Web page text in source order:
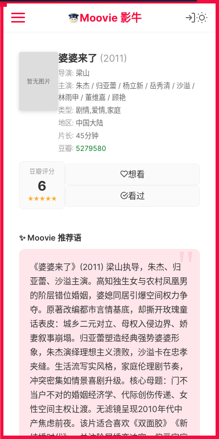
Moovie 影牛
婆婆来了 (2011)
导演: 梁山
主演: 朱杰 / 归亚蕾 / 杨立新 / 岳秀清 / 沙溢 /
林雨申 / 董维嘉 / 顾艳
类型: 剧情,爱情,家庭
地区: 中国大陆
片长: 45分钟
豆瓣: 5279580
豆瓣评分
6
★★★★★
想看
看过
✨ Moovie 推荐语
《婆婆来了》(2011) 梁山执导，朱杰、归
亚蕾、沙溢主演。高知独生女与农村凤凰男
的阶层错位婚姻，婆媳同居引爆空间权力争
夺。原著改编都市言情基底，却撕开玫瑰童
话表皮：城乡二元对立、母权入侵边界、娇
妻叙事崩塌。归亚蕾塑造经典强势婆婆形
象，朱杰演绎理想主义溃败，沙溢卡在忠孝
夹缝。生活流写实风格，家庭伦理剧节奏，
冲突密集如情景喜剧升级。核心母题：门不
当户不对的婚姻经济学、代际创伤传递、女
性空间主权让渡。无滤镜呈现2010年代中
产焦虑前夜。该片适合喜欢《双面胶》《新